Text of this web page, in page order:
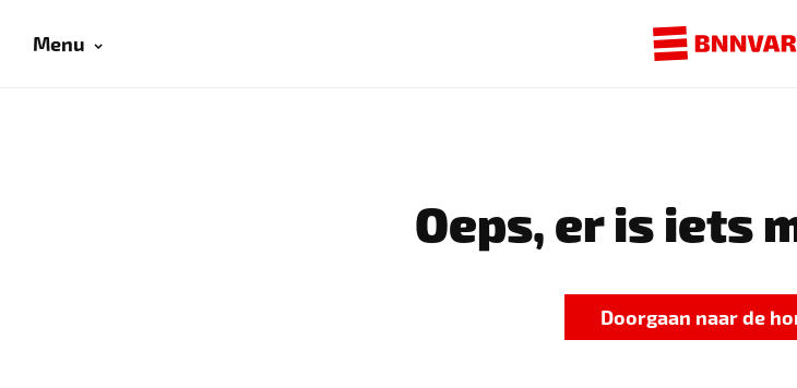
Menu
Oeps, er is iets
Doorgaan naar de